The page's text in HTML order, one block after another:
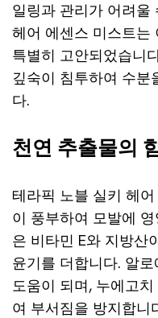
일링과 관리가 어려울
헤어 에센스 미스트는
특별히 고안되었습니
깊숙이 침투하여 수분
다.
천연 추출물의
테라픽 노블 실키 헤
이 풍부하여 모발에
은 비타민 E와 지방산
윤기를 더합니다. 알
도움이 되며, 누에고
여 부서짐을 방지합니